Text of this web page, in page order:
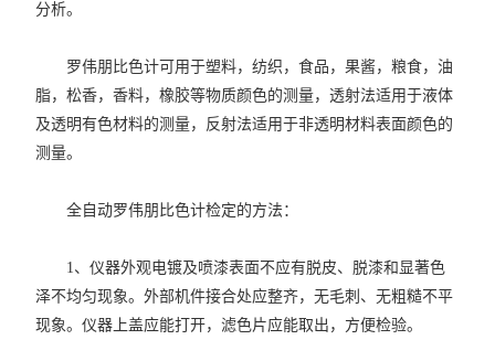
分析。
罗伟朋比色计可用于塑料，纺织，食品，果酱，粮食，油
脂，松香，香料，橡胶等物质颜色的测量，透射法适用于液体
及透明有色材料的测量，反射法适用于非透明材料表面颜色的
测量。
全自动罗伟朋比色计检定的方法：
1、仪器外观电镀及喷漆表面不应有脱皮、脱漆和显著色
泽不均匀现象。外部机件接合处应整齐，无毛刺、无粗糙不平
现象。仪器上盖应能打开，滤色片应能取出，方便检验。